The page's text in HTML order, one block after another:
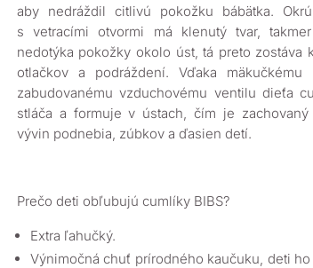
aby nedráždil citlivú pokožku bábätka.
s vetracími otvormi má klenutý tvar,
nedotýka pokožky okolo úst, tá preto zostáva
otlačkov a podráždení. Vďaka mäkučkému
zabudovanému vzduchovému ventilu dieťa
stláča a formuje v ústach, čím je zachovaný
vývin podnebia, zúbkov a ďasien detí.
Prečo deti obľubujú cumlíky BIBS?
Extra ľahučký.
Výnimočná chuť prírodného kaučuku, deti